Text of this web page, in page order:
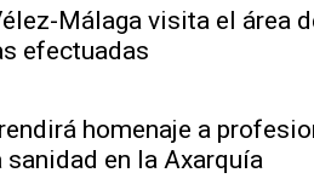
Málaga visita el área
efectuadas
homenaje a
sanidad en la Axarquía